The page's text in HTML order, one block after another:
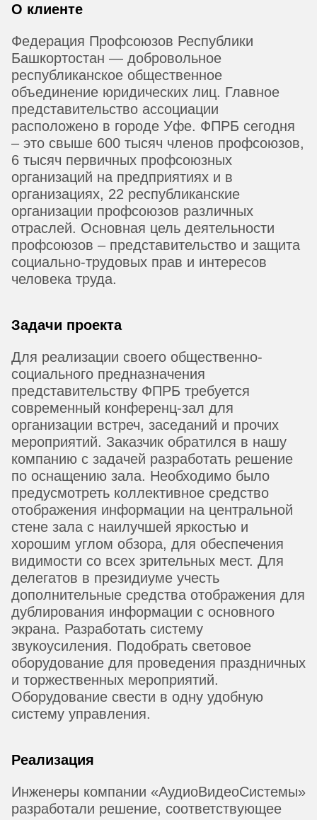
О клиенте
Федерация Профсоюзов Республики
Башкортостан — добровольное
республиканское общественное
объединение юридических лиц. Главное
представительство ассоциации
расположено в городе Уфе. ФПРБ сегодня
– это свыше 600 тысяч членов профсоюзов,
6 тысяч первичных профсоюзных
организаций на предприятиях и в
организациях, 22 республиканские
организации профсоюзов различных
отраслей. Основная цель деятельности
профсоюзов – представительство и защита
социально-трудовых прав и интересов
человека труда.
Задачи проекта
Для реализации своего общественно-
социального предназначения
представительству ФПРБ требуется
современный конференц-зал для
организации встреч, заседаний и прочих
мероприятий. Заказчик обратился в нашу
компанию с задачей разработать решение
по оснащению зала. Необходимо было
предусмотреть коллективное средство
отображения информации на центральной
стене зала с наилучшей яркостью и
хорошим углом обзора, для обеспечения
видимости со всех зрительных мест. Для
делегатов в президиуме учесть
дополнительные средства отображения для
дублирования информации с основного
экрана. Разработать систему
звукоусиления. Подобрать световое
оборудование для проведения праздничных
и торжественных мероприятий.
Оборудование свести в одну удобную
систему управления.
Реализация
Инженеры компании «АудиоВидеоСистемы»
разработали решение, соответствующее